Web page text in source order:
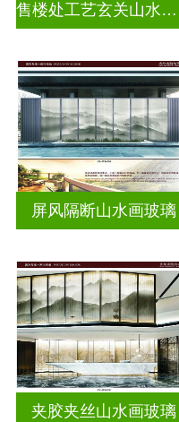
售楼处工艺玄关山水画玻璃
屏风隔断山水画玻璃
夹胶夹丝山水画玻璃